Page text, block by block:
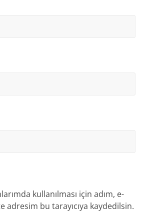
kullanılması için adım, e-
adresim bu tarayıcıya kaydedilsin.